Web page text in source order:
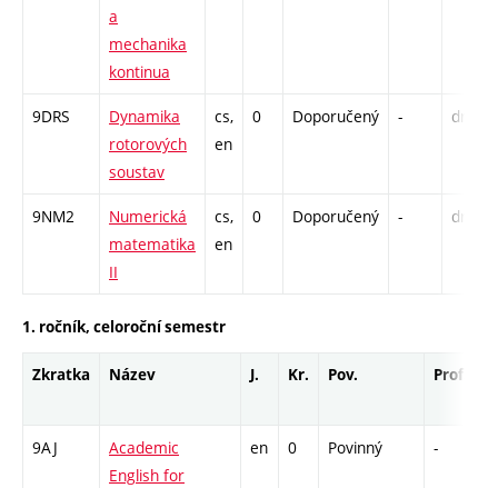
a
mechanika
kontinua
9DRS
Dynamika
rotorových
soustav
cs,
en
0 Doporučený - drzk
9NM2
Numerická
matematika
II
cs,
en
0 Doporučený - drzk
1. ročník, celoroční semestr
Zkratka Název J. Kr. Pov. Prof.
9AJ
Academic
English for
en 0 Povinný -